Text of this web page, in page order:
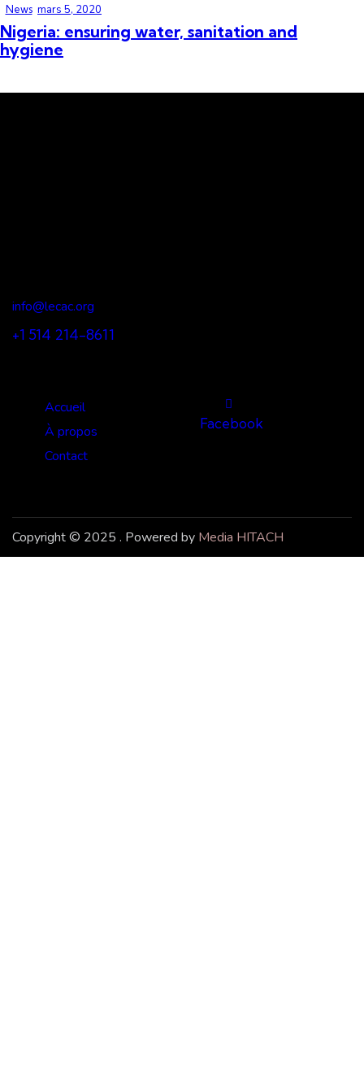
News mars 5, 2020
Nigeria: ensuring water, sanitation and
hygiene
info@lecac.org
+1 514 214-8611
Accueil
À propos
Contact
Facebook
Copyright © 2025 . Powered by Media HITACH